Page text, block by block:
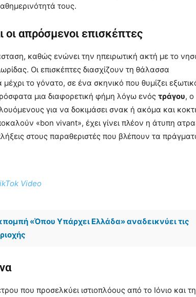
τους.
οι απρόσμενοι επισκέπτες
καθώς ενώνει την ηπειρωτική ακτή με το
Οι επισκέπτες διασχίζουν τη θάλασσα
το γόνατο, σε ένα σκηνικό που θυμίζει
μια διαφορετική φήμη λόγω ενός τράγου, ο
για να δοκιμάσει σνακ ή ακόμα και
«bon vivant», έχει γίνει πλέον η άτυπη
στους παραθεριστές που βλέπουν τα
Video
«Όπου Υπάρχει Ελλάδα» αναδεικνύει τις
που προσελκύει ιστιοπλόους από το Ιόνιο και